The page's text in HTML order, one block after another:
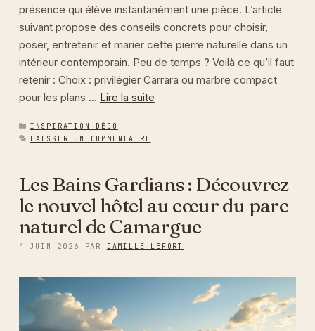
présence qui élève instantanément une pièce. L’article
suivant propose des conseils concrets pour choisir,
poser, entretenir et marier cette pierre naturelle dans un
intérieur contemporain. Peu de temps ? Voilà ce qu’il faut
retenir : Choix : privilégier Carrara ou marbre compact
pour les plans … Lire la suite
CATÉGORIES
INSPIRATION DÉCO
LAISSER UN COMMENTAIRE
Les Bains Gardians : Découvrez
le nouvel hôtel au cœur du parc
naturel de Camargue
4 JUIN 2026 PAR CAMILLE LEFORT